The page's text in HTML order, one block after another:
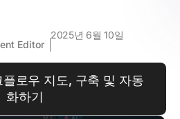
Editor
2025년 6월 10일
로우 지도, 구축 및 자동
화하기